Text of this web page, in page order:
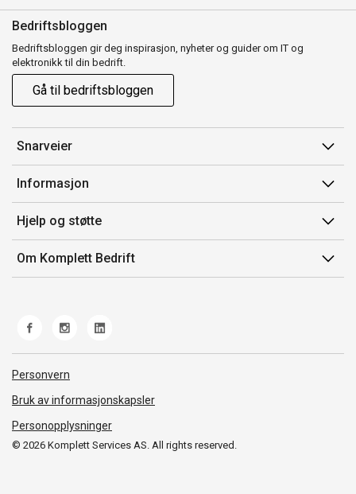
Bedriftsbloggen
Bedriftsbloggen gir deg inspirasjon, nyheter og guider om IT og
elektronikk til din bedrift.
Gå til bedriftsbloggen
Snarveier
Min side
Ordreoversikt
Mine produkter
Informasjon
Salgsbetingelser
Avtalevilkår for Komplett Bedrift Pluss
Produsenter
Hjelp og støtte
Kontakt oss
Retur
Ofte stilte spørsmål
Om Komplett Bedrift
© 2026 Komplett Services AS. All rights reserved.
Personvern
Bruk av informasjonskapsler
Personopplysninger